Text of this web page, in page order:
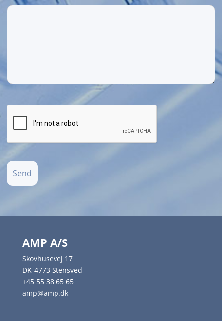
AMP A/S
Skovhusevej 17
DK-4773 Stensved
+45 55 38 65 65
amp@amp.dk